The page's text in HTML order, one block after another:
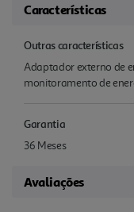
Características
Outras características
Adaptador externo de
monitoramento de
Garantia
36 Meses
Avaliações